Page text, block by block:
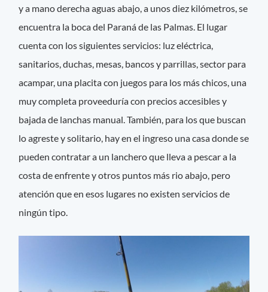
y a mano derecha aguas abajo, a unos diez kilómetros, se
encuentra la boca del Paraná de las Palmas. El lugar
cuenta con los siguientes servicios: luz eléctrica,
sanitarios, duchas, mesas, bancos y parrillas, sector para
acampar, una placita con juegos para los más chicos, una
muy completa proveeduría con precios accesibles y
bajada de lanchas manual. También, para los que buscan
lo agreste y solitario, hay en el ingreso una casa donde se
pueden contratar a un lanchero que lleva a pescar a la
costa de enfrente y otros puntos más rio abajo, pero
atención que en esos lugares no existen servicios de
ningún tipo.